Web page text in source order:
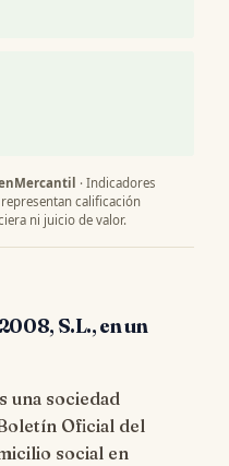
· Indicadores
calificación
ni juicio de valor.
S.L., en un
una sociedad
Oficial del
social en